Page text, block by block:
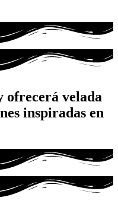
ofrecerá velada
inspiradas en